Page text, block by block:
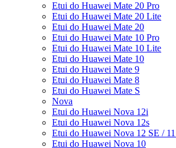
Etui do Huawei Mate 20 Pro
Etui do Huawei Mate 20 Lite
Etui do Huawei Mate 20
Etui do Huawei Mate 10 Pro
Etui do Huawei Mate 10 Lite
Etui do Huawei Mate 10
Etui do Huawei Mate 9
Etui do Huawei Mate 8
Etui do Huawei Mate S
Nova
Etui do Huawei Nova 12i
Etui do Huawei Nova 12s
Etui do Huawei Nova 12 SE /
Etui do Huawei Nova 10